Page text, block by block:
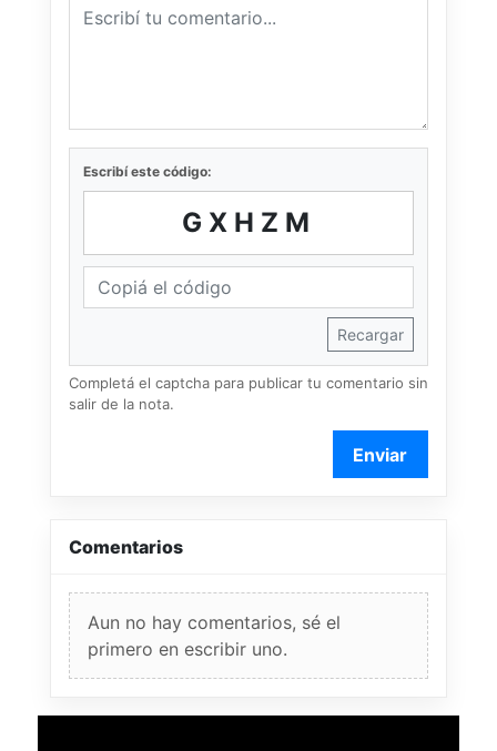
Escribí este código:
GXHZM
Recargar
Completá el captcha para publicar tu comentario sin
salir de la nota.
Enviar
Comentarios
Aun no hay comentarios, sé el
primero en escribir uno.